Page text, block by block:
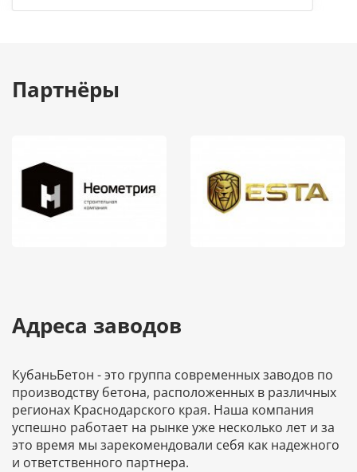
Партнёры
Адреса заводов
КубаньБетон - это группа современных заводов по
производству бетона, расположенных в различных
регионах Краснодарского края. Наша компания
успешно работает на рынке уже несколько лет и за
это время мы зарекомендовали себя как надежного
и ответственного партнера.